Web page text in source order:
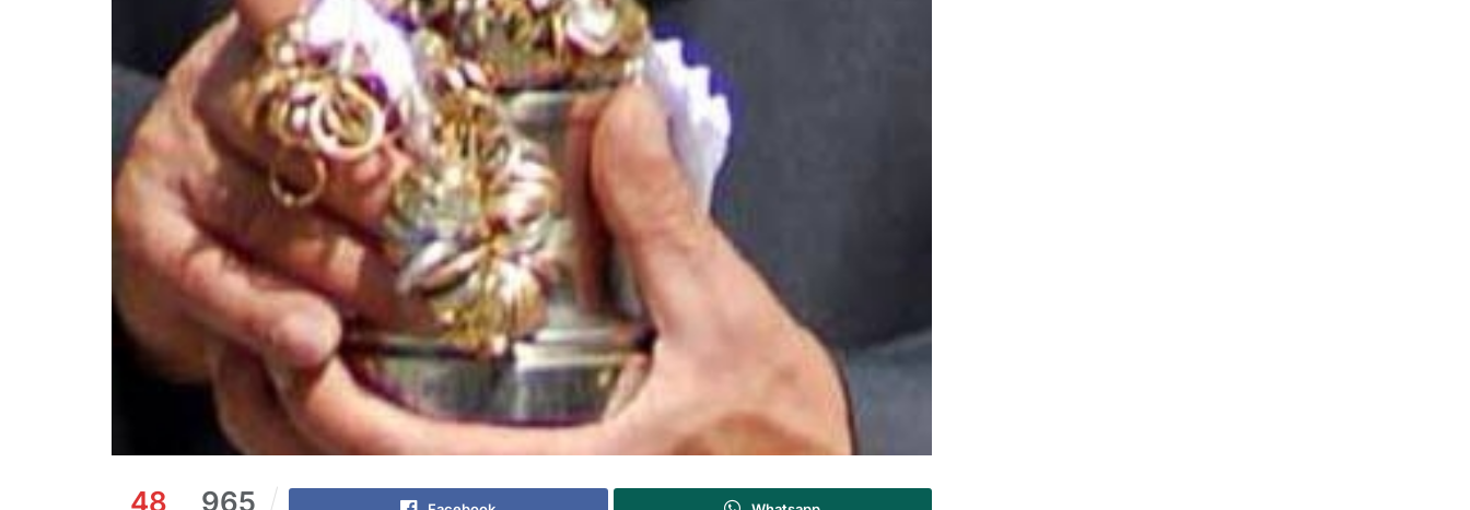
48 965